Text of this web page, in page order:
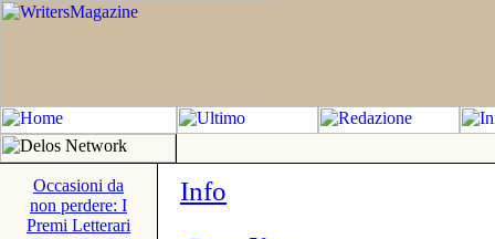
Occasioni da
non perdere: I
Premi Letterari
Info